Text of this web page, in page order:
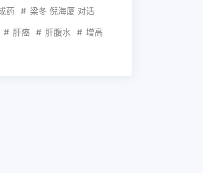
药 梁冬 倪海厦 对话
肝癌 肝腹水 增高